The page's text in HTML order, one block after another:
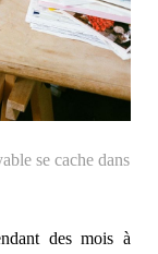
se cache dans
des mois à